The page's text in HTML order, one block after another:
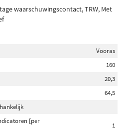
waarschuwingscontact, TRW, Met
Vooras
160
20,3
64,5
[per
1